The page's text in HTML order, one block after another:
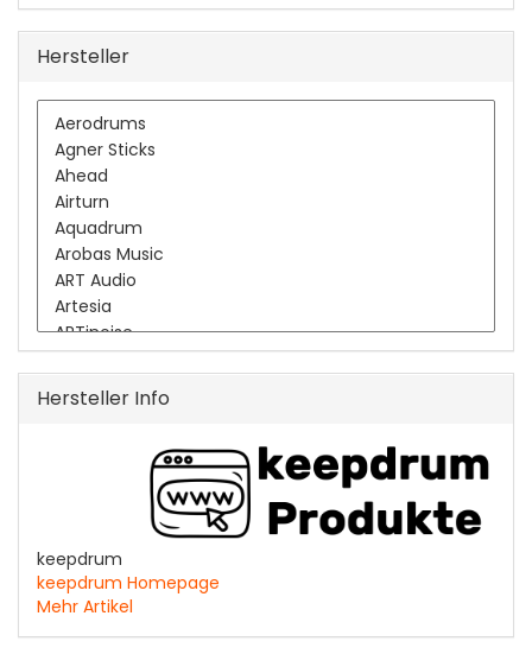
Hersteller
Hersteller Info
keepdrum
keepdrum Homepage
Mehr Artikel